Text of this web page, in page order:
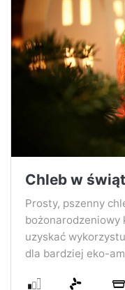
Chleb w
Prosty, pszenny
bożonarodzeniowy
uzyskać
dla bardziej eko-